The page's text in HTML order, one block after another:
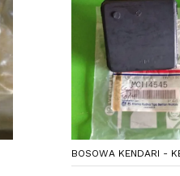
BOSOWA KENDARI -